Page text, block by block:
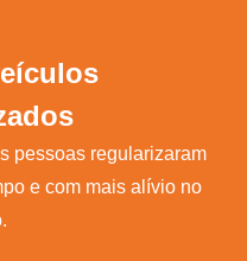
pessoas regularizaram
e com mais alívio no